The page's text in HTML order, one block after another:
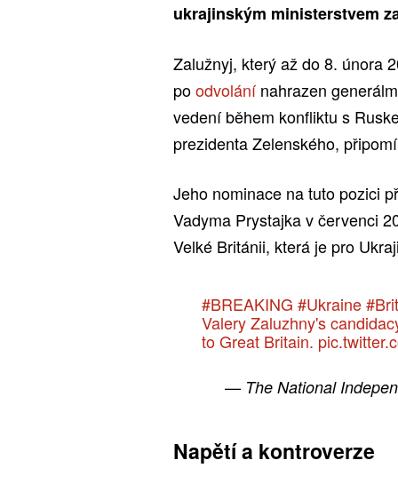
ukrajinským ministerstvem
Zalužnyj, který až do 8. února
poodvolánínahrazen
vedení během konfliktu s
prezidenta Zelenského,
Jeho nominace na tuto pozici
Vadyma Prystajka v červenci
Velké Británii, která je pro
#BREAKING #Ukraine
Valery Zaluzhny's
to Great Britain.
— The National
Napětí a kontroverze